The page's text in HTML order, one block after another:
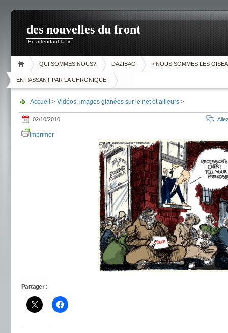
des nouvelles du front
En attendant la fin
QUI SOMMES NOUS? DAZIBAO « NOUS SOMMES LES
EN PASSANT PAR LA CHRONIQUE
Accueil > Vidéos, images glanées sur le net et ailleurs >
02/10/2010
Imprimer
Partager :